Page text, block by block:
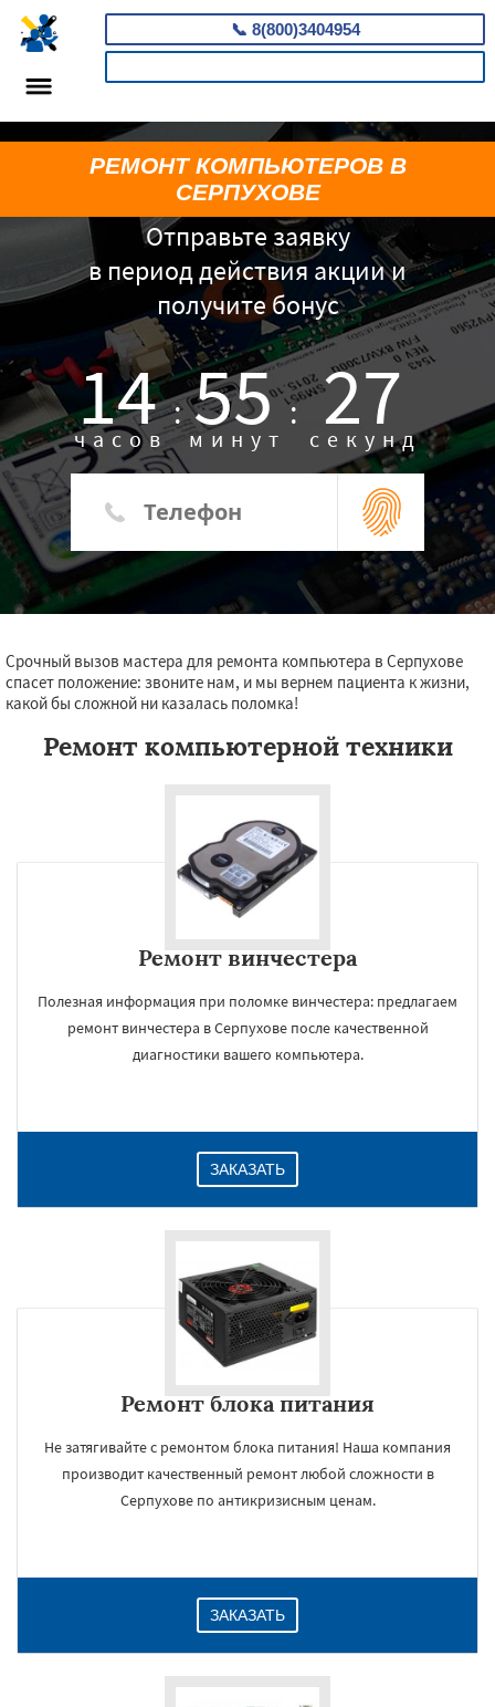
📞 8(800)3404954
Отправьте заявку
в период действия акции и
получите бонус
14 :
часов 55 :
минут 26
секунд
РЕМОНТ КОМПЬЮТЕРОВ В
СЕРПУХОВЕ
Срочный вызов мастера для ремонта компьютера в Серпухове
спасет положение: звоните нам, и мы вернем пациента к жизни,
какой бы сложной ни казалась поломка!
Ремонт компьютерной техники
Ремонт винчестера
Полезная информация при поломке винчестера: предлагаем
ремонт винчестера в Серпухове после качественной
диагностики вашего компьютера.
ЗАКАЗАТЬ
Ремонт блока питания
Не затягивайте с ремонтом блока питания! Наша компания
производит качественный ремонт любой сложности в
Серпухове по антикризисным ценам.
ЗАКАЗАТЬ